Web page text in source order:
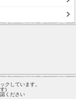
クしています。
)
ください